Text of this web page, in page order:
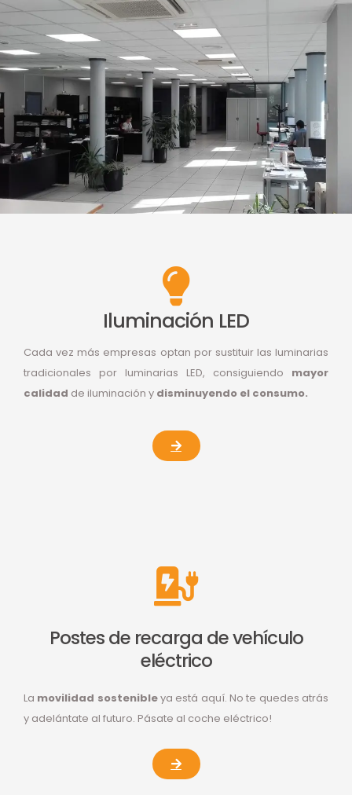
Iluminación LED
Cada vez más empresas optan por sustituir las luminarias
tradicionales por luminarias LED, consiguiendo mayor
calidad de iluminación y disminuyendo el consumo.
Postes de recarga de vehículo
eléctrico
La movilidad sostenibleya está aquí. No te quedes atrás
y adelántate al futuro. Pásate al coche eléctrico!